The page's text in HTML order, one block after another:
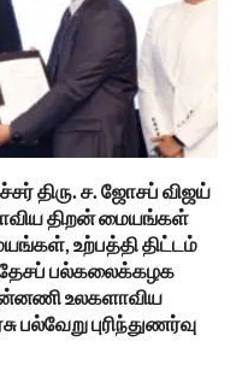
திரு. ச. ஜோசப் விஜய்
திறன் மையங்கள்
உற்பத்தி திட்டம்
பல்கலைக்கழக
உலகளாவிய
பல்வேறு புரிந்துணர்வு